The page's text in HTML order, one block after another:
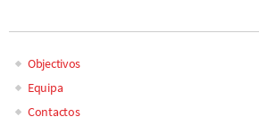
Main
Objectivos
Equipa
Contactos